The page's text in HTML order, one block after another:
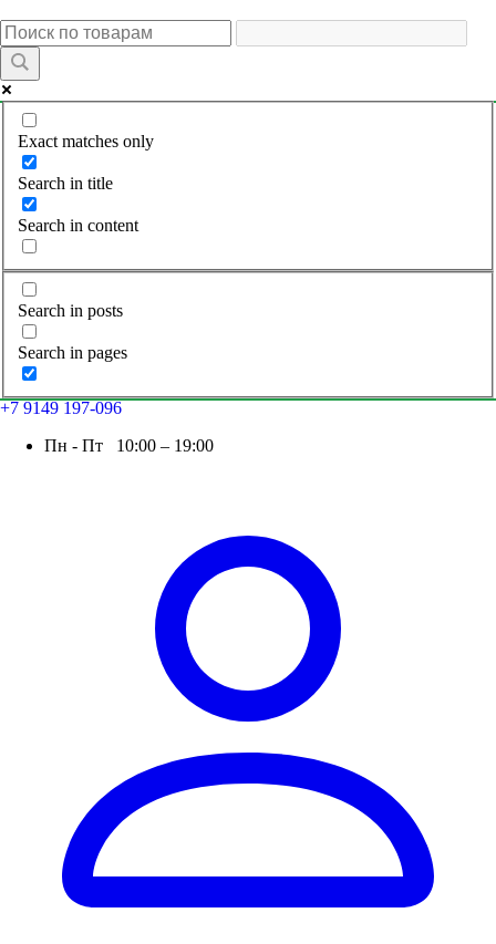
Exact matches only
Search in title
Search in content
Search in posts
Search in pages
+7 9149 197-096
Пн - Пт 10:00 – 19:00